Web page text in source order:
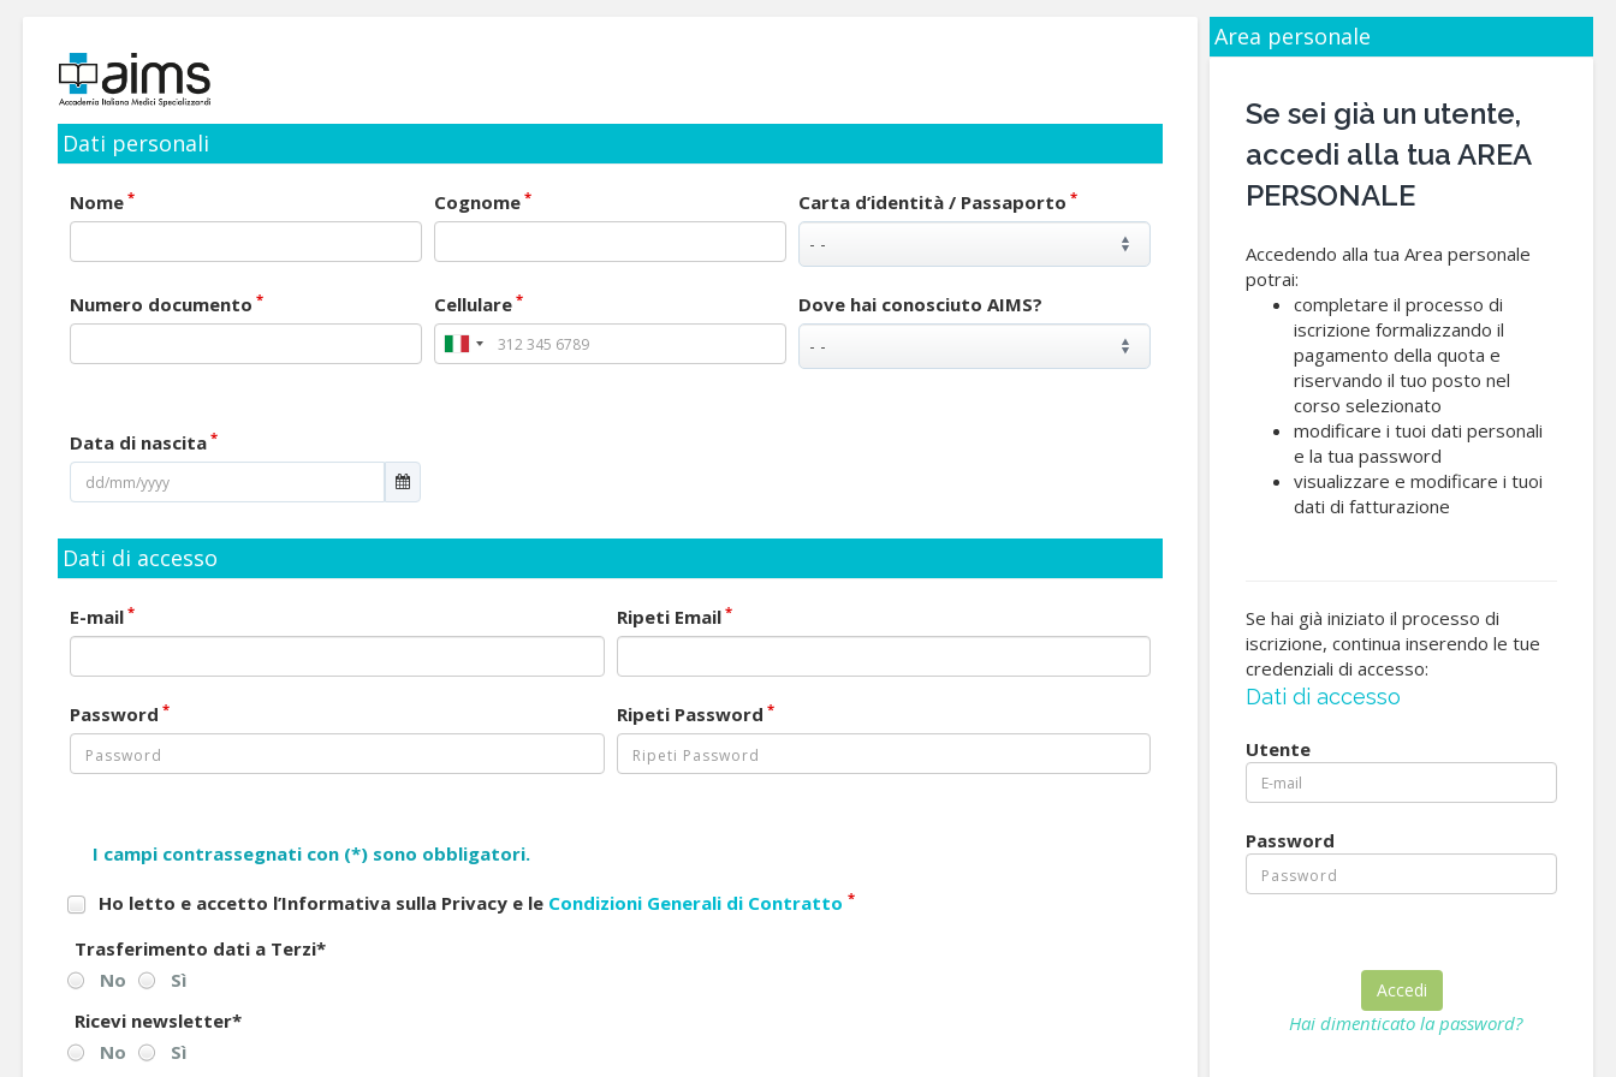
Dati personali
Nome * Cognome * Carta d’identità / Passaporto *
Numero documento * Cellulare * Dove hai conosciuto AIMS?
Data di nascita *
Dati di accesso
E-mail * Ripeti Email*
Password * Ripeti Password *
I campi contrassegnati con (*) sono obbligatori.
Ho letto e accetto l’Informativa sulla Privacy e le Condizioni Generali di Contratto *
Trasferimento dati a Terzi*
No
Sì
Ricevi newsletter*
No
Sì
Area personale
Se sei già un utente,
accedi alla tua AREA
PERSONALE
Accedendo alla tua Area personale
potrai:
completare il processo di
iscrizione formalizzando il
pagamento della quota e
riservando il tuo posto nel
corso selezionato
modificare i tuoi dati personali
e la tua password
visualizzare e modificare i tuoi
dati di fatturazione
Se hai già iniziato il processo di
iscrizione, continua inserendo le tue
credenziali di accesso:
Dati di accesso
Utente
Password
Hai dimenticato la password?